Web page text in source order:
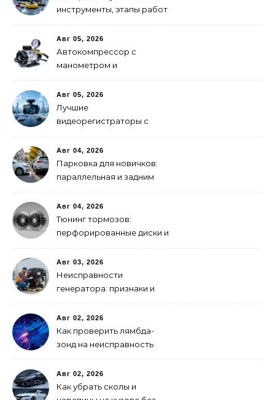
инструменты, этапы работ
Авг 05, 2026
Автокомпрессор с
манометром и
выбрать
Авг 05, 2026
Лучшие
видеорегистраторы с
2026 года
Авг 04, 2026
Парковка для новичков:
параллельная и задним
Авг 04, 2026
Тюнинг тормозов:
перфорированные диски и
суппорты
Авг 03, 2026
Неисправности
генератора: признаки и
Авг 02, 2026
Как проверить лямбда-
зонд на неисправность
Авг 02, 2026
Как убрать сколы и